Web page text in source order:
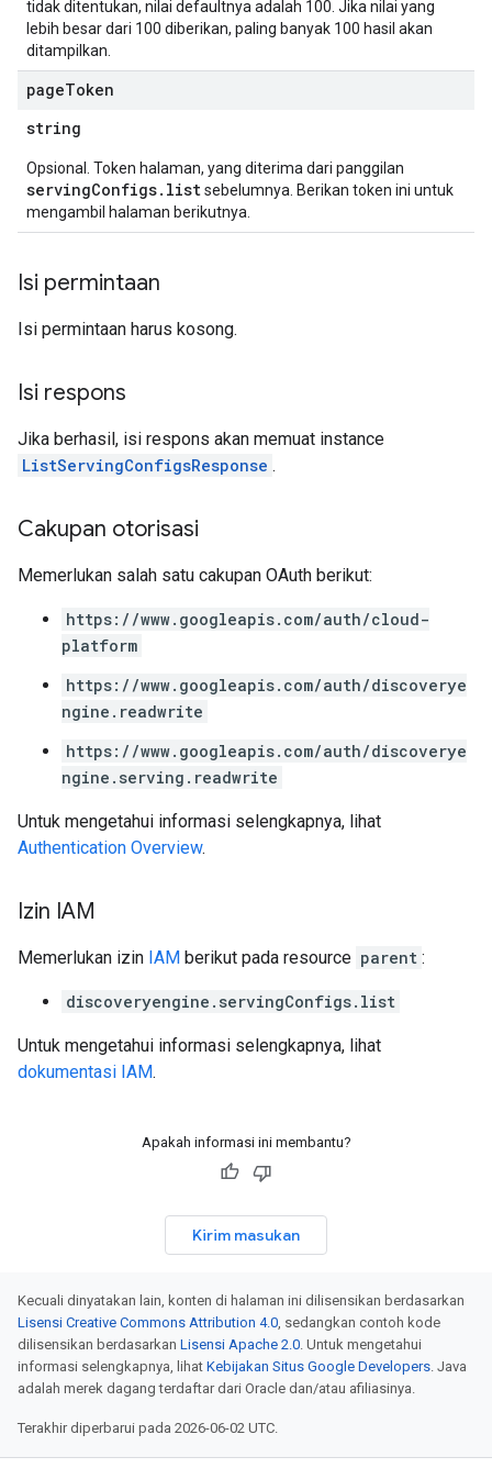
tidak ditentukan, nilai defaultnya adalah 100. Jika nilai yang
lebih besar dari 100 diberikan, paling banyak 100 hasil akan
ditampilkan.
pageToken
string
Opsional. Token halaman, yang diterima dari panggilan
servingConfigs.listsebelumnya. Berikan token ini untuk
mengambil halaman berikutnya.
Isi permintaan
Isi permintaan harus kosong.
Isi respons
Jika berhasil, isi respons akan memuat instance
ListServingConfigsResponse .
Cakupan otorisasi
Memerlukan salah satu cakupan OAuth berikut:
https://www.googleapis.com/auth/cloud-
platform
https://www.googleapis.com/auth/discoverye
ngine.readwrite
https://www.googleapis.com/auth/discoverye
ngine.serving.readwrite
Untuk mengetahui informasi selengkapnya, lihat
Authentication Overview.
Izin IAM
Memerlukan izin IAM berikut pada resource parent :
discoveryengine.servingConfigs.list
Untuk mengetahui informasi selengkapnya, lihat
dokumentasi IAM.
Apakah informasi ini membantu?
Kirim masukan
Kecuali dinyatakan lain, konten di halaman ini dilisensikan berdasarkan
Lisensi Creative Commons Attribution 4.0, sedangkan contoh kode
dilisensikan berdasarkan Lisensi Apache 2.0. Untuk mengetahui
informasi selengkapnya, lihat Kebijakan Situs Google Developers. Java
adalah merek dagang terdaftar dari Oracle dan/atau afiliasinya.
Terakhir diperbarui pada 2026-06-02 UTC.